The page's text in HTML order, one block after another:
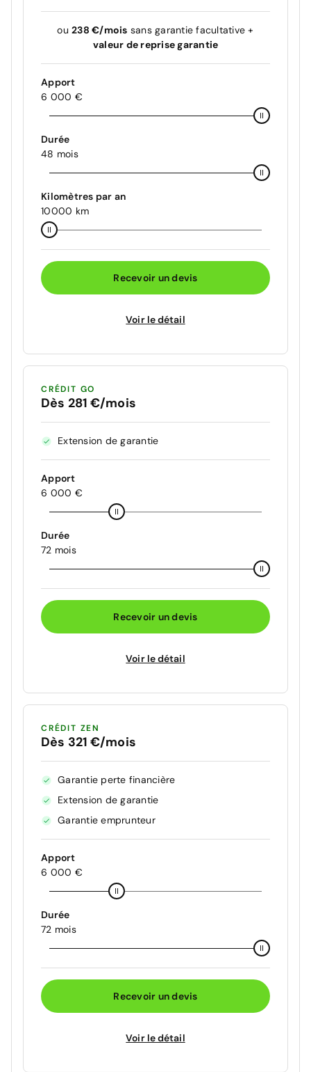
ou238 €/mois sans garantie facultative +
valeur de reprise garantie
Apport
6 000 €
Durée
48 mois
Kilomètres par an
10000 km
Recevoir un devis
Voir le détail
CRÉDIT GO
Dès 281 €/mois
Extension de garantie
Apport
6 000 €
Durée
72 mois
Recevoir un devis
Voir le détail
CRÉDIT ZEN
Dès 321 €/mois
Garantie perte financière
Extension de garantie
Garantie emprunteur
Apport
6 000 €
Durée
72 mois
Recevoir un devis
Voir le détail